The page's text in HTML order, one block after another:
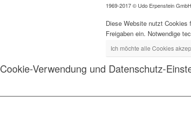
1969-2017 © Udo Erpenstein
Diese Website nutzt Cookies
Freigaben ein. Notwendige
Ich möchte alle Cookies
Cookie-Verwendung und Datenschutz-